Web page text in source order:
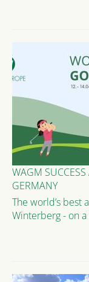
WAGM SUCCESS
GERMANY
The world’s best
Winterberg - on